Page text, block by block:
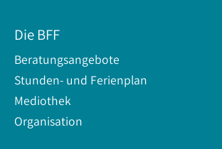
Die BFF
Beratungsangebote
Stunden- und Ferienplan
Mediothek
Organisation